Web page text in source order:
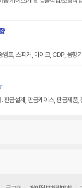
프, 스피커, 마이크, CDP, 음향
판금설계, 판금케이스, 판금제품,